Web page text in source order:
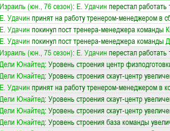
Израиль (юн., 76 сезон): Е. Удачинперестал
Е. Удачинпринят на работу тренером-менеджером в
Е. Удачинпокинул пост тренера-менеджера команды
Е. Удачинпокинул пост тренера-менеджера команды
Израиль (юн., 75 сезон): Е. Удачинперестал
Дели Юнайтед: Уровень строения центр
Дели Юнайтед: Уровень строения скаут-центр
Е. Удачинпринят на работу тренером-менеджером в
Дели Юнайтед: Уровень строения скаут-центр
Дели Юнайтед: Уровень строения скаут-центр
Дели Юнайтед: Уровень строения база команды